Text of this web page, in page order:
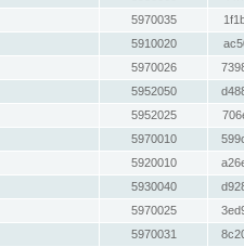
5970035
5910020
5970026
5952050
5952025
5970010
5920010
5930040
5970025
5970031